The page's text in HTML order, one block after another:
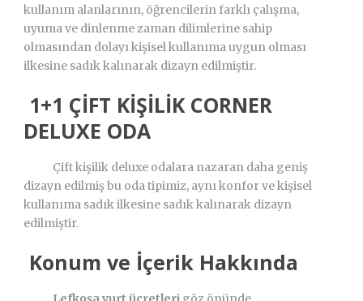
kullanım alanlarının, öğrencilerin farklı çalışma,
uyuma ve dinlenme zaman dilimlerine sahip
olmasından dolayı kişisel kullanıma uygun olması
ilkesine sadık kalınarak dizayn edilmiştir.
1+1 ÇİFT KİŞİLİK CORNER
DELUXE ODA
Çift kişilik deluxe odalara nazaran daha geniş
dizayn edilmiş bu oda tipimiz, aynı konfor ve kişisel
kullanıma sadık ilkesine sadık kalınarak dizayn
edilmiştir.
Konum ve İçerik Hakkında